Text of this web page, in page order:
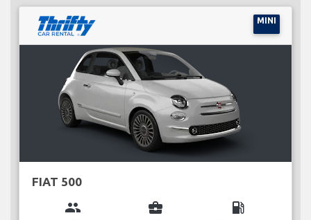
MINI
FIAT 500
group business_center local_gas_station